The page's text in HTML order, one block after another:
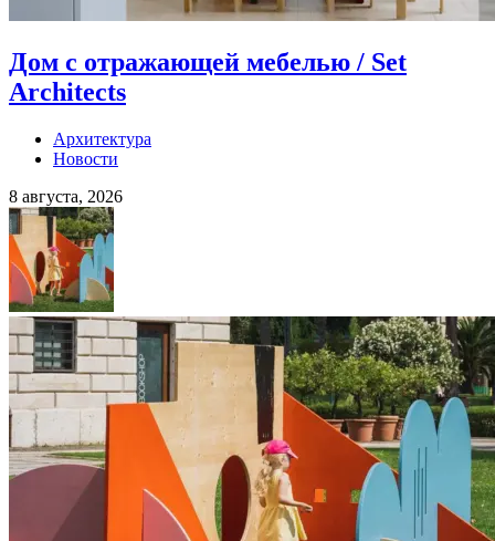
Дом с отражающей мебелью / Set
Architects
Архитектура
Новости
8 августа, 2026